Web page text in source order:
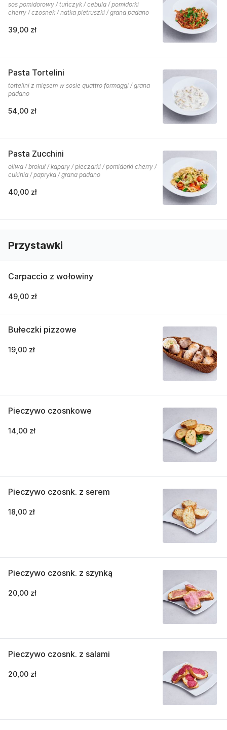
sos pomidorowy / tuńczyk / cebula / pomidorki
cherry / czosnek / natka pietruszki / grana padano
39,00 zł
Pasta Tortelini
tortelini z mięsem w sosie quattro formaggi / grana
padano
54,00 zł
Pasta Zucchini
oliwa / brokuł / kapary / pieczarki / pomidorki cherry /
cukinia / papryka / grana padano
40,00 zł
Przystawki
Carpaccio z wołowiny
49,00 zł
Bułeczki pizzowe
19,00 zł
Pieczywo czosnkowe
14,00 zł
Pieczywo czosnk. z serem
18,00 zł
Pieczywo czosnk. z szynką
20,00 zł
Pieczywo czosnk. z salami
20,00 zł